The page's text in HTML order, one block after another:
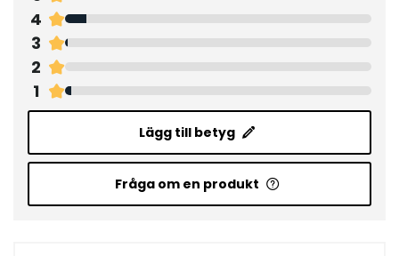
4
3
2
1
Lägg till betyg
Fråga om en produkt